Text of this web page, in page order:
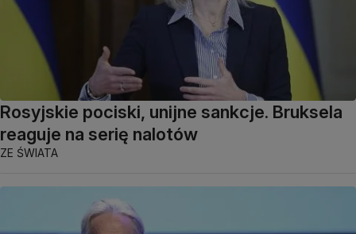
Rosyjskie pociski, unijne sankcje. Bruksela
reaguje na serię nalotów
ZE ŚWIATA